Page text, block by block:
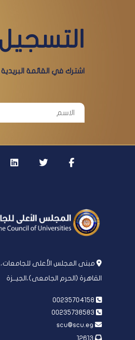
اشترك في القائمة
مبنى المجلس الأعلى
القاهرة (الحرم الجامعى)،الجيــزة